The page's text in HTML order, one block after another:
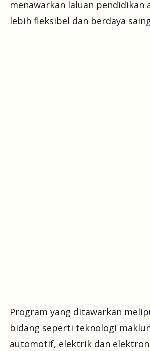
menawarkan laluan pendidikan
lebih fleksibel dan berdaya
Program yang ditawarkan
bidang seperti teknologi
automotif, elektrik dan